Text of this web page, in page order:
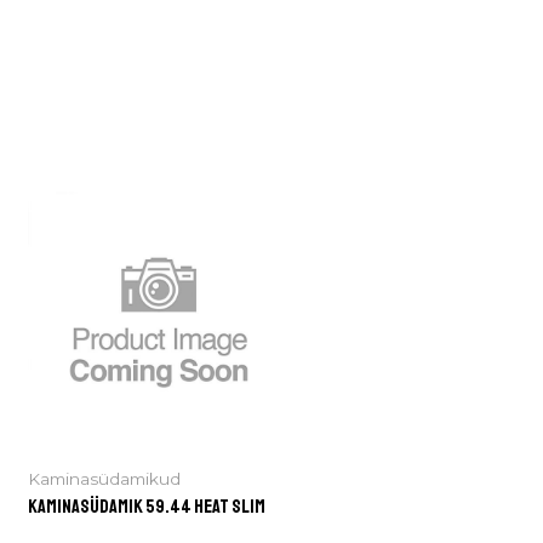
Kaminasüdamikud
Kaminasüdamik 59.44 HEAT slim